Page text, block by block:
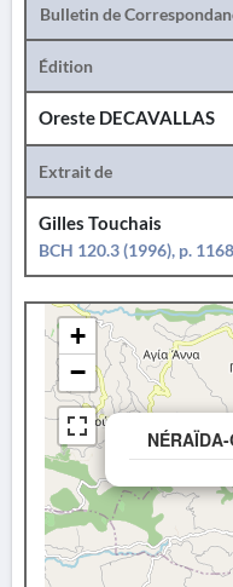
Bulletin de
Édition
Oreste DECAVALLAS
Extrait de
Gilles Touchais
BCH 120.3 (1996), p.
+
−